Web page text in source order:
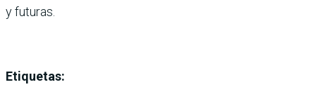
y futuras.
Etiquetas: